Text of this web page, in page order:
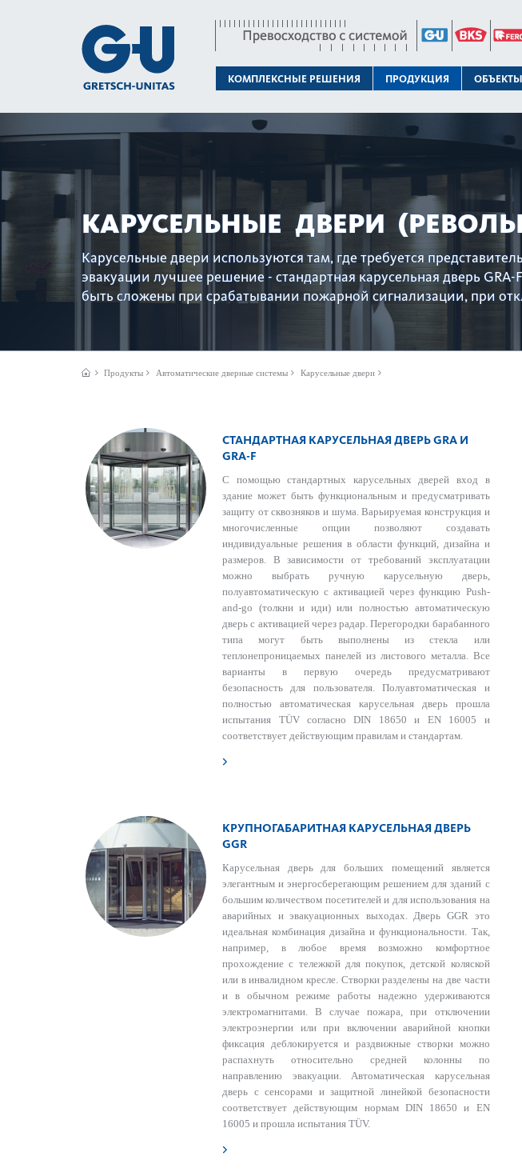
КОМПЛЕКСНЫЕ РЕШЕНИЯ ПРОДУКЦИЯ ОБЪЕКТЫ
КАРУСЕЛЬНЫЕ ДВЕРИ
Карусельные двери используются там, где требуется
эвакуации лучшее решение - стандартная карусельная дверь
быть сложены при срабатывании пожарной сигнализации, при
Продукты Автом­ат­ические дверные сис­темы Карусельные двери
CТАНДАРТНАЯ КАРУСЕЛЬНАЯ ДВЕРЬ GRA И
GRA-F
С помощью стандартных карусельных дверей вход в
здание может быть функциональным и предусматривать
защиту от сквозняков и шума. Варьируемая конструкция и
многочисленные опции позволяют создавать
индивидуальные решения в области функций, дизайна и
размеров. В зависимости от требований эксплуатации
можно выбрать ручную карусельную дверь,
полуавтоматическую с активацией через функцию Рush-
and-go (толкни и иди) или полностью автоматическую
дверь с активацией через радар. Перегородки барабанного
типа могут быть выполнены из стекла или
теплонепроницаемых панелей из листового металла. Все
варианты в первую очередь предусматривают
безопасность для пользователя. Полуавтоматическая и
полностью автоматическая карусельная дверь прошла
испытания TÜV согласно DIN 18650 и EN 16005 и
соответствует действующим правилам и стандартам.
КРУПНОГАБАРИТНАЯ КАРУСЕЛЬНАЯ ДВЕРЬ
GGR
Карусельная дверь для больших помещений является
элегантным и энергосберегающим решением для зданий с
большим количеством посетителей и для использования на
аварийных и эвакуационных выходах. Дверь GGR это
идеальная комбинация дизайна и функциональности. Так,
например, в любое время возможно комфортное
прохождение с тележкой для покупок, детской коляской
или в инвалидном кресле. Створки разделены на две части
и в обычном режиме работы надежно удерживаются
электромагнитами. В случае пожара, при отключении
электроэнергии или при включении аварийной кнопки
фиксация деблокируется и раздвижные створки можно
распахнуть относительно средней колонны по
направлению эвакуации. Автоматическая карусельная
дверь с сенсорами и защитной линейкой безопасности
соответствует действующим нормам DIN 18650 и EN
16005 и прошла испытания TÜV.